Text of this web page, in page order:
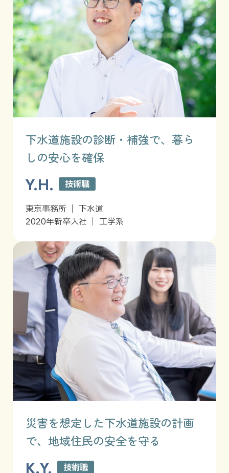
下水道施設の診断・補強で、暮ら
しの安心を確保
Y.H.
技術職
東京事務所 ｜ 下水道
2020年新卒入社 ｜ 工学系
災害を想定した下水道施設の計画
で、地域住民の安全を守る
K.Y. 技術職